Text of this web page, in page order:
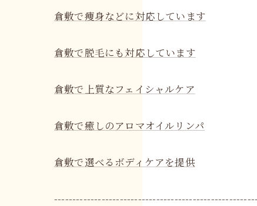
倉敷で痩身などに対応しています
倉敷で脱毛にも対応しています
倉敷で上質なフェイシャルケア
倉敷で癒しのアロマオイルリンパ
倉敷で選べるボディケアを提供